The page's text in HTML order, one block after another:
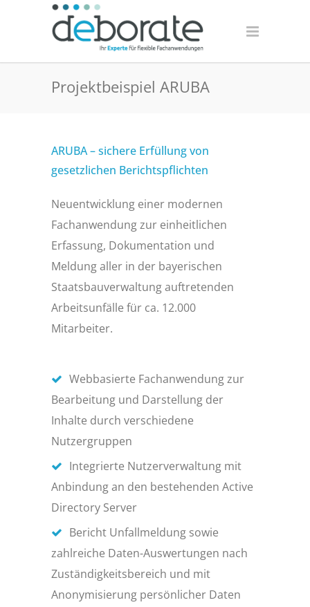
Projektbeispiel ARUBA
ARUBA – sichere Erfüllung von
gesetzlichen Berichtspflichten
Neuentwicklung einer modernen
Fachanwendung zur einheitlichen
Erfassung, Dokumentation und
Meldung aller in der bayerischen
Staatsbauverwaltung auftretenden
Arbeitsunfälle für ca. 12.000
Mitarbeiter.
Webbasierte Fachanwendung zur
Bearbeitung und Darstellung der
Inhalte durch verschiedene
Nutzergruppen
Integrierte Nutzerverwaltung mit
Anbindung an den bestehenden Active
Directory Server
Bericht Unfallmeldung sowie
zahlreiche Daten-Auswertungen nach
Zuständigkeitsbereich und mit
Anonymisierung persönlicher Daten